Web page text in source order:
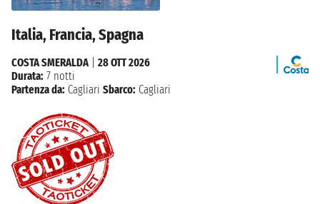
Italia, Francia, Spagna
COSTA SMERALDA| 28 OTT 2026
Durata: 7 notti
Partenza da: Cagliari Sbarco: Cagliari